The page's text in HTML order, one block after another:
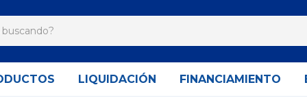
LIQUIDACIÓN FINANCIAMIENTO